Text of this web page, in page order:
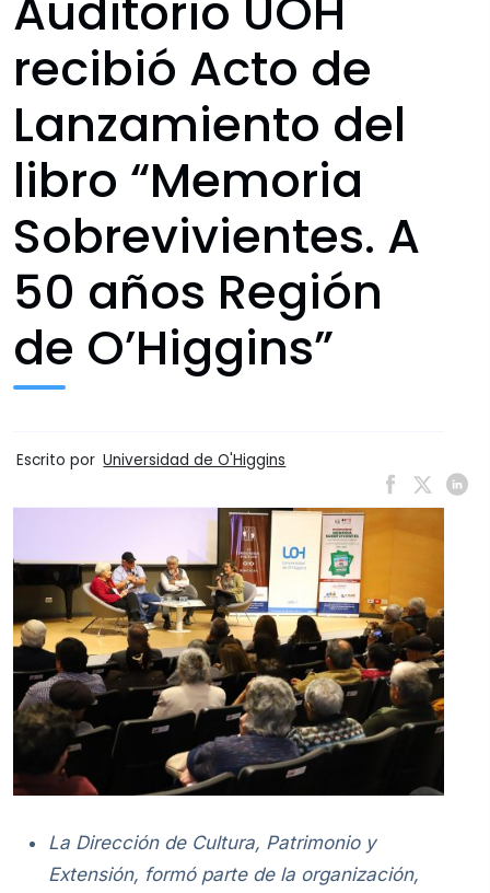
recibió Acto de
Lanzamiento del
libro “Memoria
Sobrevivientes. A
50 años Región
de O’Higgins”
Escrito por Universidad de O'Higgins
La Dirección de Cultura, Patrimonio y
Extensión, formó parte de la organización,